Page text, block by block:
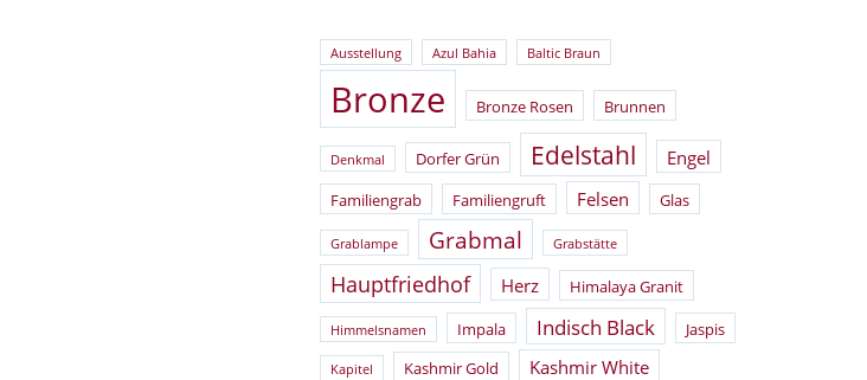
Ausstellung Azul Bahia Baltic Braun
Bronze Bronze Rosen Brunnen
Denkmal Dorfer Grün Edelstahl Engel
Familiengrab Familiengruft Felsen Glas
Grablampe Grabmal Grabstätte
Hauptfriedhof Herz Himalaya Granit
Himmelsnamen Impala Indisch Black Jaspis
Kapitel Kashmir Gold Kashmir White